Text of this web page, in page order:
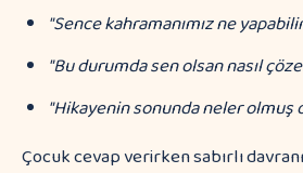
"Sence kahramanımız ne
"Bu durumda sen olsan nasıl
"Hikayenin sonunda neler olmuş
Çocuk cevap verirken sabırlı